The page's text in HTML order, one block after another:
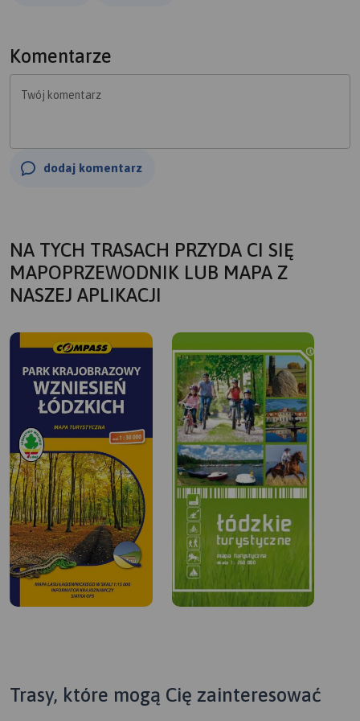
Komentarze
Twój komentarz
dodaj komentarz
NA TYCH TRASACH PRZYDA CI SIĘ
MAPOPRZEWODNIK LUB MAPA Z
NASZEJ APLIKACJI
Trasy, które mogą Cię zainteresować